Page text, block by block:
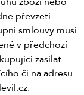
převzetí
smlouvy musí
v předchozí
zasílat
či na adresu